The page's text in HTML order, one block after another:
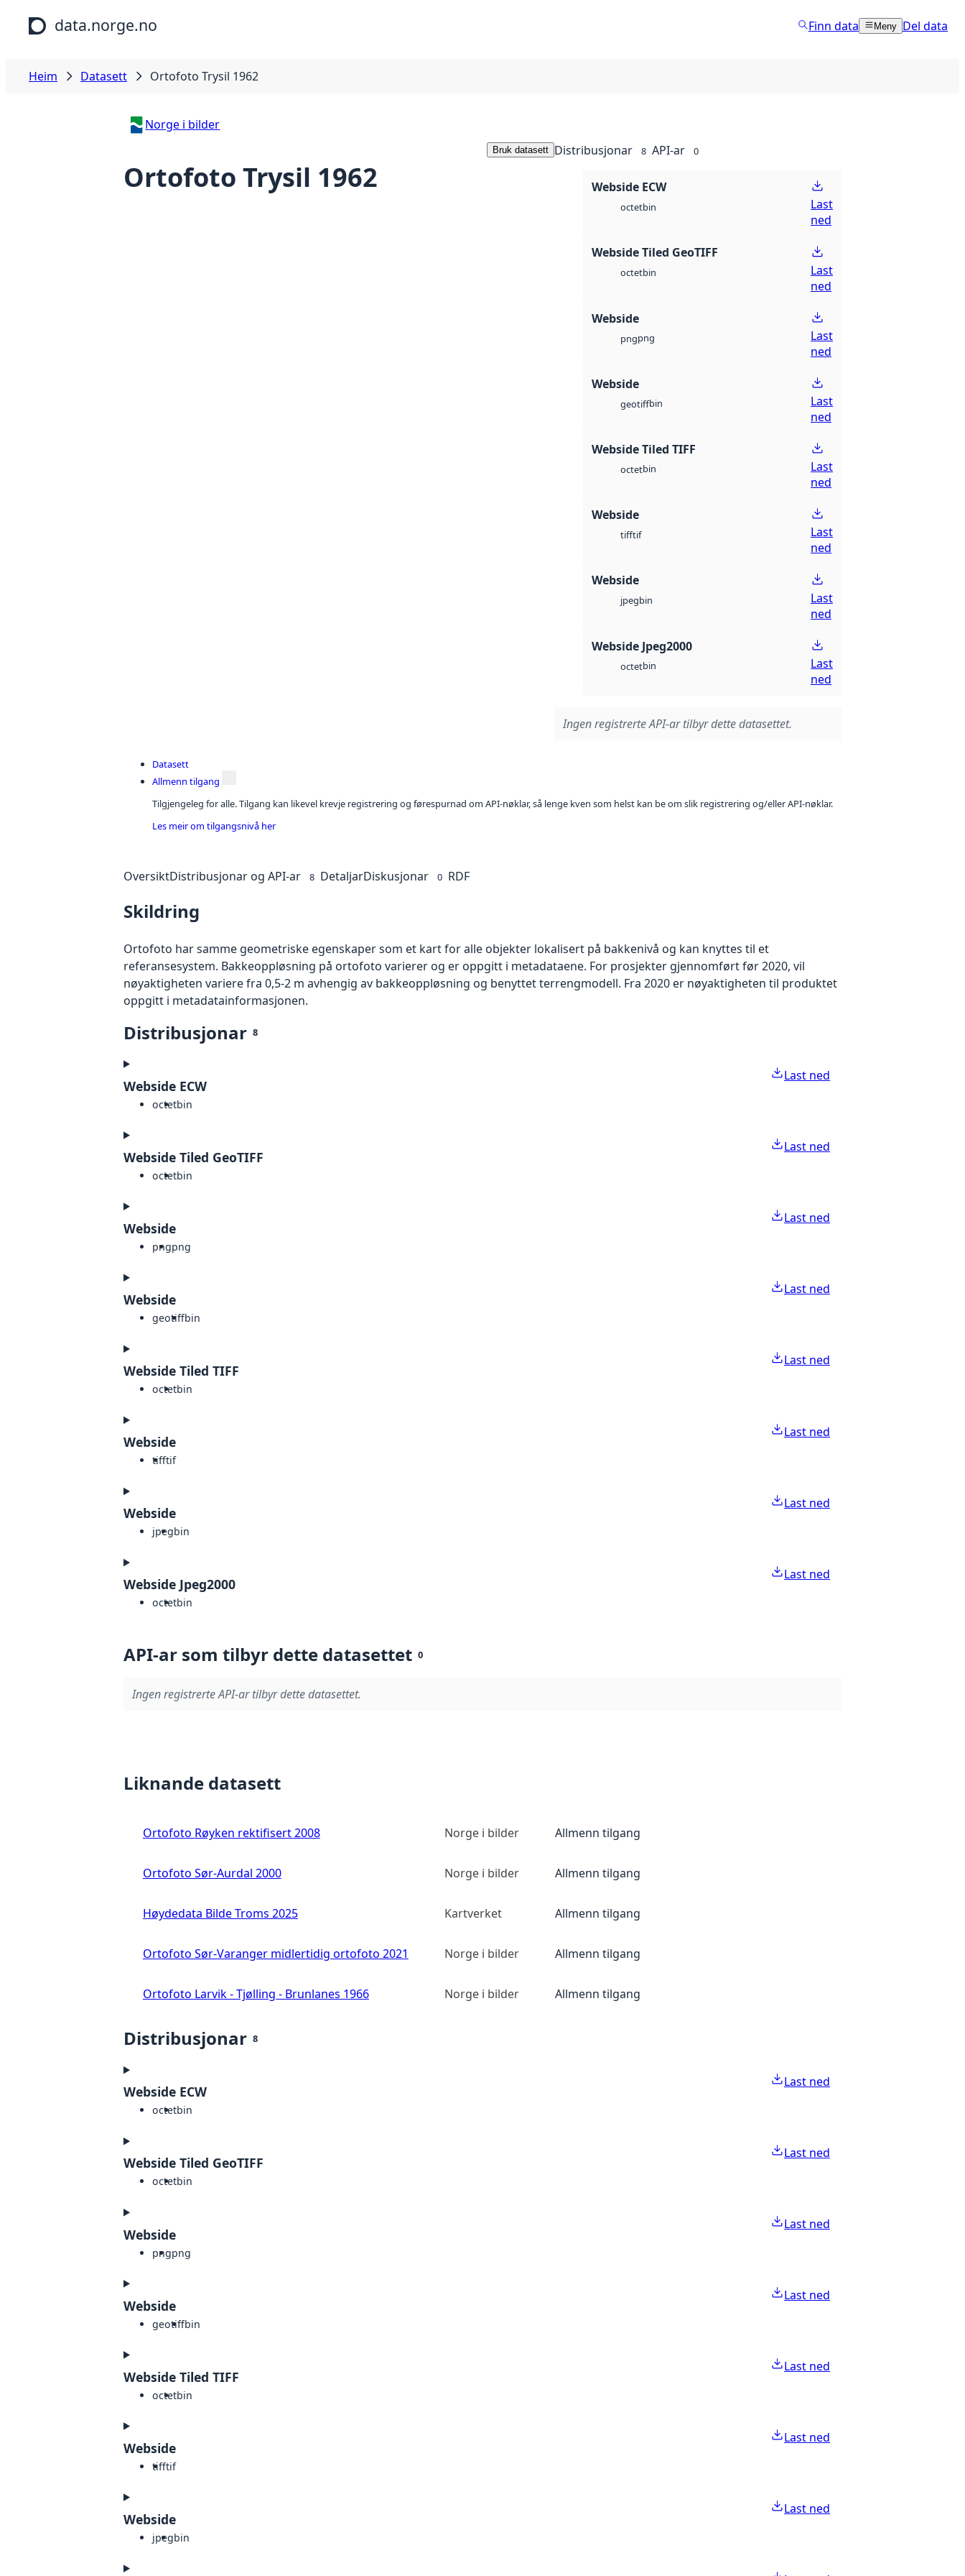
Hopp til hovudinnhald
data.norge.no Finn data Meny Del data
Heim Datasett Ortofoto Trysil 1962
Norge i bilder
Ortofoto Trysil 1962
Bruk datasett Distribusjonar 8 API-ar 0
Webside ECW
octetbin
Last
ned
Webside Tiled GeoTIFF
octetbin
Last
ned
Webside
pngpng
Last
ned
Webside
geotiffbin
Last
ned
Webside Tiled TIFF
octetbin
Last
ned
Webside
tifftif
Last
ned
Webside
jpegbin
Last
ned
Webside Jpeg2000
octetbin
Last
ned
Ingen registrerte API-ar tilbyr dette datasettet.
Datasett
Allmenn tilgang
Tilgjengeleg for alle. Tilgang kan likevel krevje registrering og førespurnad om API-nøklar, så lenge kven som helst kan be om slik registrering og/eller API-nøklar.
Les meir om tilgangsnivå her
OversiktDistribusjonar og API-ar 8 DetaljarDiskusjonar 0 RDF
Skildring
Ortofoto har samme geometriske egenskaper som et kart for alle objekter lokalisert på bakkenivå og kan knyttes til et
referansesystem. Bakkeoppløsning på ortofoto varierer og er oppgitt i metadataene. For prosjekter gjennomført før 2020, vil
nøyaktigheten variere fra 0,5-2 m avhengig av bakkeoppløsning og benyttet terrengmodell. Fra 2020 er nøyaktigheten til produktet
oppgitt i metadatainformasjonen.
Distribusjonar 8
Webside ECW
octetbin
Last ned
Webside Tiled GeoTIFF
octetbin
Last ned
Webside
pngpng
Last ned
Webside
geotiffbin
Last ned
Webside Tiled TIFF
octetbin
Last ned
Webside
tifftif
Last ned
Webside
jpegbin
Last ned
Webside Jpeg2000
octetbin
Last ned
API-ar som tilbyr dette datasettet 0
Ingen registrerte API-ar tilbyr dette datasettet.
Liknande datasett
Ortofoto Røyken rektifisert 2008 Norge i bilder Allmenn tilgang
Ortofoto Sør-Aurdal 2000 Norge i bilder Allmenn tilgang
Høydedata Bilde Troms 2025 Kartverket Allmenn tilgang
Ortofoto Sør-Varanger midlertidig ortofoto 2021 Norge i bilder Allmenn tilgang
Ortofoto Larvik - Tjølling - Brunlanes 1966 Norge i bilder Allmenn tilgang
Distribusjonar 8
Webside ECW
octetbin
Last ned
Webside Tiled GeoTIFF
octetbin
Last ned
Webside
pngpng
Last ned
Webside
geotiffbin
Last ned
Webside Tiled TIFF
octetbin
Last ned
Webside
tifftif
Last ned
Webside
jpegbin
Last ned